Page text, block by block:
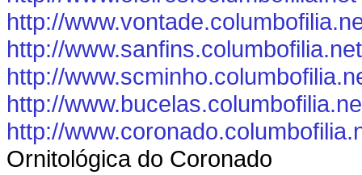
http://
http://www.sanfins.columbofilia.net
http://
http://
http://
Ornitológica do Coronado